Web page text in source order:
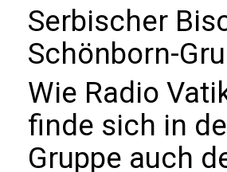
Serbischer
Schönborn-
Wie Radio
finde sich in
Gruppe auch